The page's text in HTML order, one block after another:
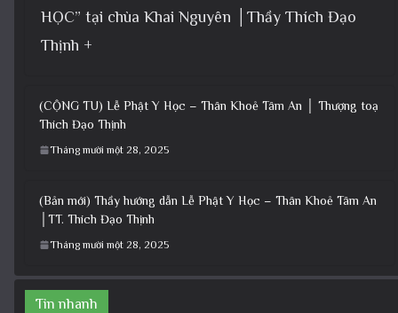
HỌC” tại chùa Khai Nguyên │Thầy Thích Đạo
Thịnh +
(CỘNG TU) Lễ Phật Y Học – Thân Khoẻ Tâm An │ Thượng toạ
Thích Đạo Thịnh
Tháng mười một 28, 2025
(Bản mới) Thầy hướng dẫn Lễ Phật Y Học – Thân Khoẻ Tâm An
│TT. Thích Đạo Thịnh
Tháng mười một 28, 2025
Tin nhanh